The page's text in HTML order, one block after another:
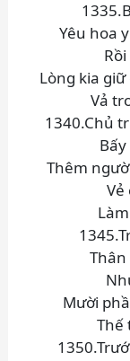
Yêu hoa
Lòng kia
Vả
1340.Chủ
Thêm
Vẻ
Thân
Mười
Thế